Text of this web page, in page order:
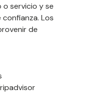
servicio y se
Los
de